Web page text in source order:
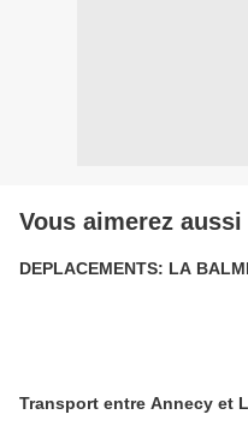
Vous aimerez aussi
DEPLACEMENTS: LA
Transport entre Annecy et